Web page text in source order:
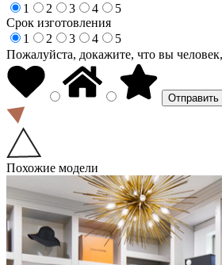
1
2 3 4
5
Срок изготовления
1
2 3 4
5
Пожалуйста, докажите, что вы
Похожие модели